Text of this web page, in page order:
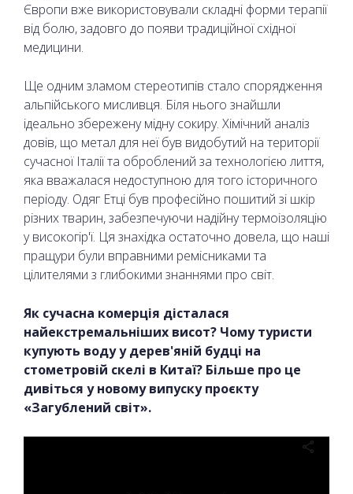
Європи вже використовували складні форми терапії
від болю, задовго до появи традиційної східної
медицини.
Ще одним зламом стереотипів стало спорядження
альпійського мисливця. Біля нього знайшли
ідеально збережену мідну сокиру. Хімічний аналіз
довів, що метал для неї був видобутий на території
сучасної Італії та оброблений за технологією лиття,
яка вважалася недоступною для того історичного
періоду. Одяг Етці був професійно пошитий зі шкір
різних тварин, забезпечуючи надійну термоізоляцію
у високогір'ї. Ця знахідка остаточно довела, що наші
пращури були вправними ремісниками та
цілителями з глибокими знаннями про світ.
Як сучасна комерція дісталася
найекстремальніших висот? Чому туристи
купують воду у дерев'яній будці на
стометровій скелі в Китаї? Більше про це
дивіться у новому випуску проєкту
«Загублений світ».